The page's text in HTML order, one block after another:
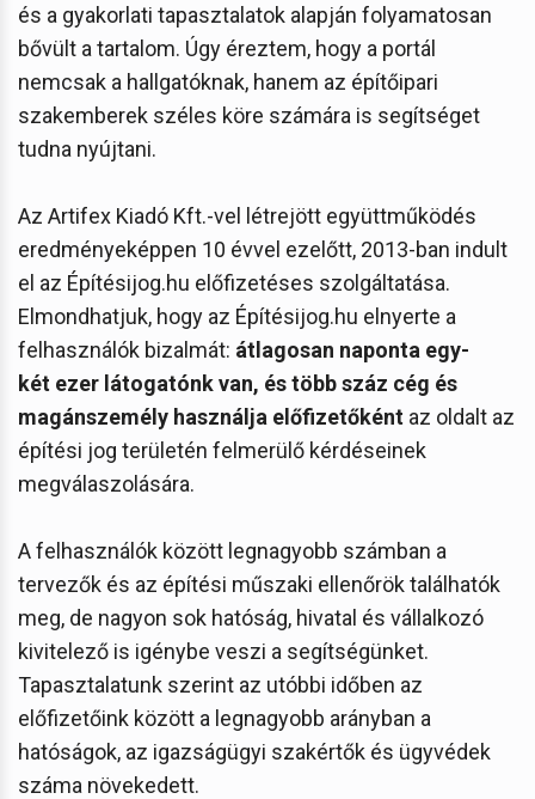
és a gyakorlati tapasztalatok alapján folyamatosan
bővült a tartalom. Úgy éreztem, hogy a portál
nemcsak a hallgatóknak, hanem az építőipari
szakemberek széles köre számára is segítséget
tudna nyújtani.
Az Artifex Kiadó Kft.-vel létrejött együttműködés
eredményeképpen 10 évvel ezelőtt, 2013-ban indult
el az Építésijog.hu előfizetéses szolgáltatása.
Elmondhatjuk, hogy az Építésijog.hu elnyerte a
felhasználók bizalmát: átlagosan naponta egy-
két ezer látogatónk van, és több száz cég és
magánszemély használja előfizetőként az oldalt az
építési jog területén felmerülő kérdéseinek
megválaszolására.
A felhasználók között legnagyobb számban a
tervezők és az építési műszaki ellenőrök találhatók
meg, de nagyon sok hatóság, hivatal és vállalkozó
kivitelező is igénybe veszi a segítségünket.
Tapasztalatunk szerint az utóbbi időben az
előfizetőink között a legnagyobb arányban a
hatóságok, az igazságügyi szakértők és ügyvédek
száma növekedett.